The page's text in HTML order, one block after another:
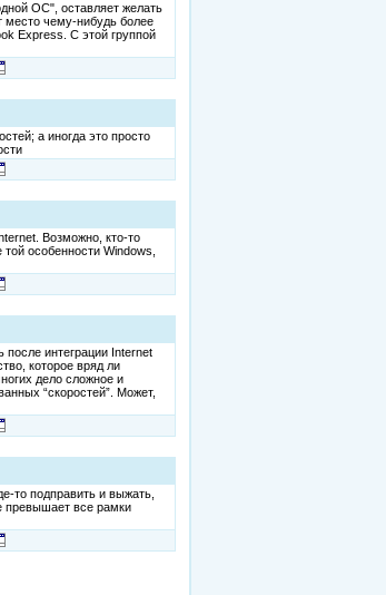
ОС", оставляет желать
место чему-нибудь более
Express. С этой группой
а иногда это просто
Возможно, кто-то
особенности Windows,
после интеграции Internet
которое вряд ли
дело сложное и
“скоростей”. Может,
то подправить и выжать,
превышает все рамки